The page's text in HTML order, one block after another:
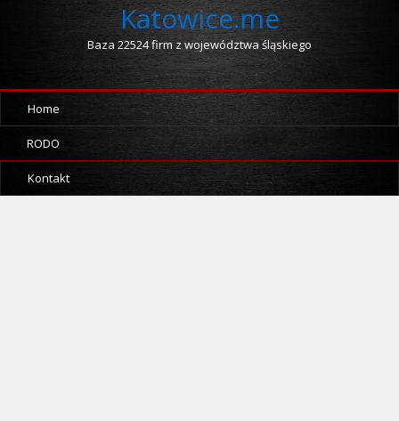
Katowice.me
Baza 22524 firm z województwa śląskiego
Home
RODO
Kontakt